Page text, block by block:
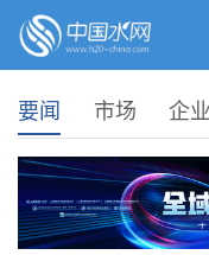
要闻 市场 企业